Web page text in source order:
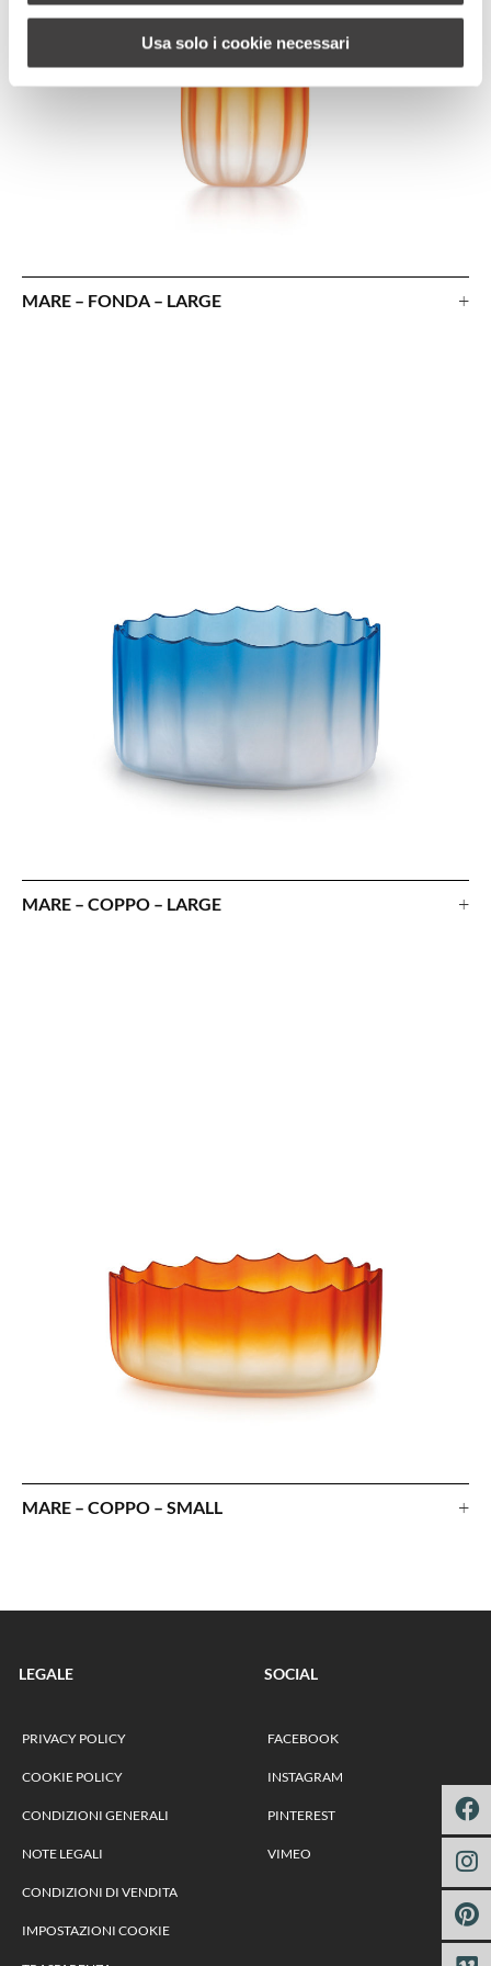
Usa solo i cookie necessari
MARE – FONDA – LARGE +
MARE – COPPO – LARGE +
MARE – COPPO – SMALL +
LEGALE
PRIVACY POLICY
COOKIE POLICY
CONDIZIONI GENERALI
NOTE LEGALI
CONDIZIONI DI VENDITA
IMPOSTAZIONI COOKIE
SOCIAL
FACEBOOK
INSTAGRAM
PINTEREST
VIMEO